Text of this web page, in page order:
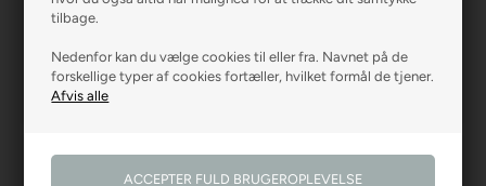
tilbage.
Nedenfor kan du vælge cookies til eller fra. Navnet på de
forskellige typer af cookies fortæller, hvilket formål de tjener.
VÆLG VARIANT
100+ farver
VÆLG MÆNGDE OG